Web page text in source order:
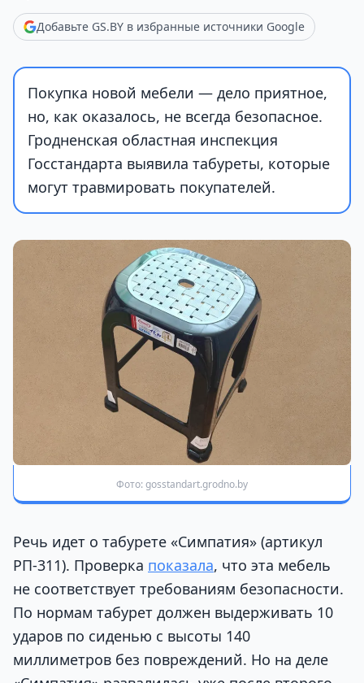
Добавьте GS.BY в избранные источники Google
Покупка новой мебели — дело приятное,
но, как оказалось, не всегда безопасное.
Гродненская областная инспекция
Госстандарта выявила табуреты, которые
могут травмировать покупателей.
Фото: gosstandart.grodno.by
Речь идет о табурете «Симпатия» (артикул
РП-311). Проверка показала, что эта мебель
не соответствует требованиям безопасности.
По нормам табурет должен выдерживать 10
ударов по сиденью с высоты 140
миллиметров без повреждений. Но на деле